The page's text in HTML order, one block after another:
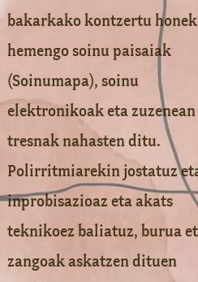
bakarkako kontzertu honek
hemengo soinu paisaiak
(Soinumapa), soinu
elektronikoak eta zuzenean
tresnak nahasten ditu.
Polirritmiarekin jostatuz
inprobisazioaz eta akats
teknikoez baliatuz, burua
zangoak askatzen dituen